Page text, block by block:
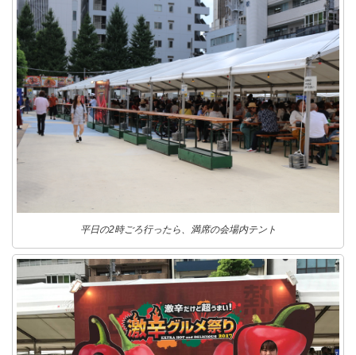
平日の2時ごろ行ったら、満席の会場内テント